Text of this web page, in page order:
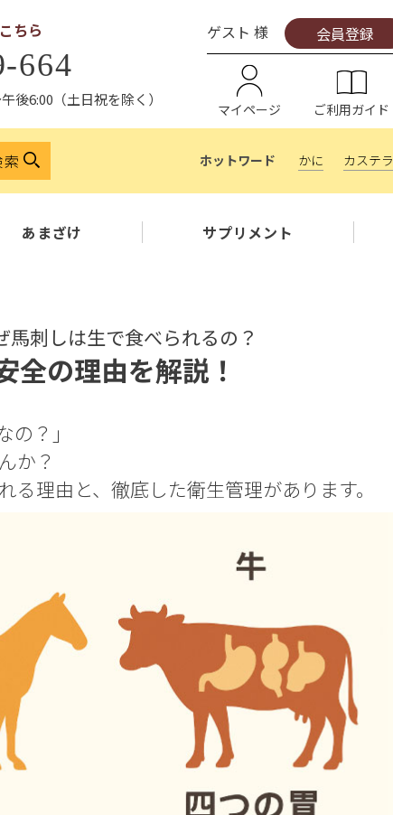
ちら
664
後6:00（土日祝を除く）
ゲスト 様 会員登録
マイページ ご利用ガイド
かに カステラ
あまざけ サプリメント
馬刺しは生で食べられるの？
全の理由を解説！
の？」
か？
理由と、徹底した衛生管理があります。